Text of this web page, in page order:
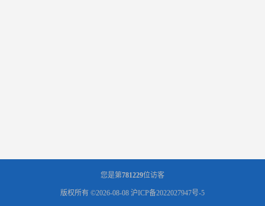
您是第781229位访客
版权所有 ©2026-08-08 沪ICP备2022027947号-5